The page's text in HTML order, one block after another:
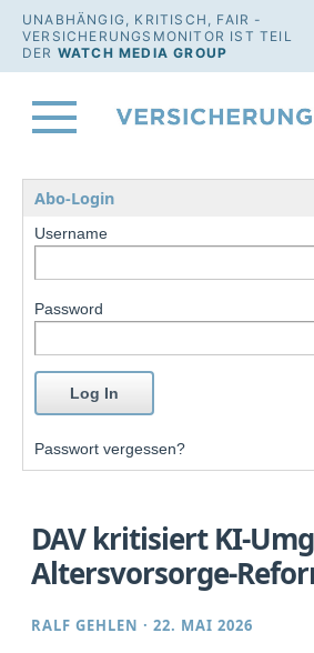
UNABHÄNGIG, KRITISCH, FAIR -
VERSICHERUNGSMONITOR IST TEIL
DER WATCH MEDIA GROUP
Abo-Login
Username
Password
Passwort vergessen?
DAV kritisiert KI-
Altersvorsorge-
RALF GEHLEN ·22. MAI 2026